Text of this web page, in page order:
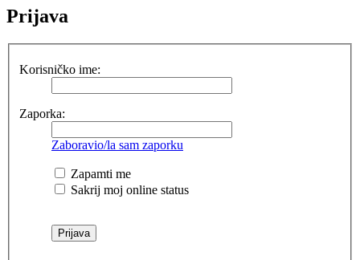
Prijava
Korisničko ime:
Zaporka:
Zaboravio/la sam zaporku
Zapamti me
Sakrij moj online status